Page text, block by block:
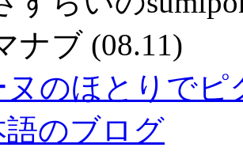
ナブ (08.11)
ヌのほとりでピ
語のブログ